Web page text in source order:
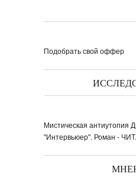
Подобрать свой оффер
Мистическая антиутопия
"Интервьюер". Роман -